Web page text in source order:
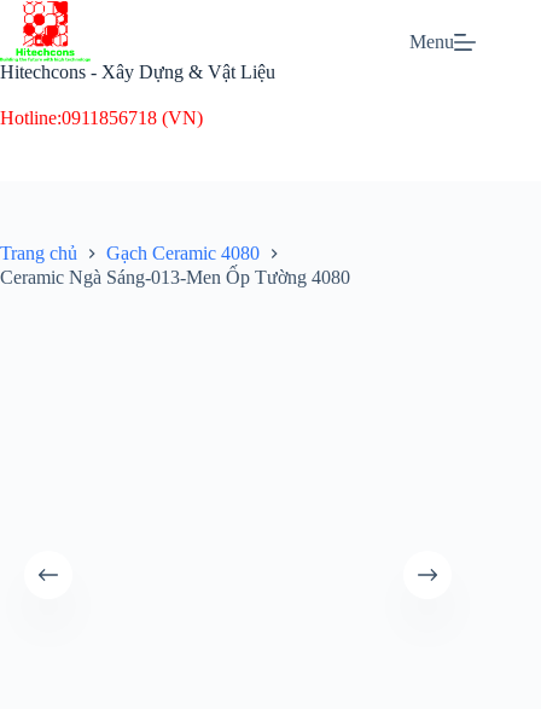
Chuyển
đến
phần
nội
Hitechcons - Xây Dựng & Vật Liệu
Menu
Hotline:0911856718 (VN)
Trang chủ
Gạch Ceramic 4080
Ceramic Ngà Sáng-013-Men Ốp Tường 4080